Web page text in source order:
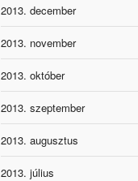
2013. december
2013. november
2013. október
2013. szeptember
2013. augusztus
2013. július